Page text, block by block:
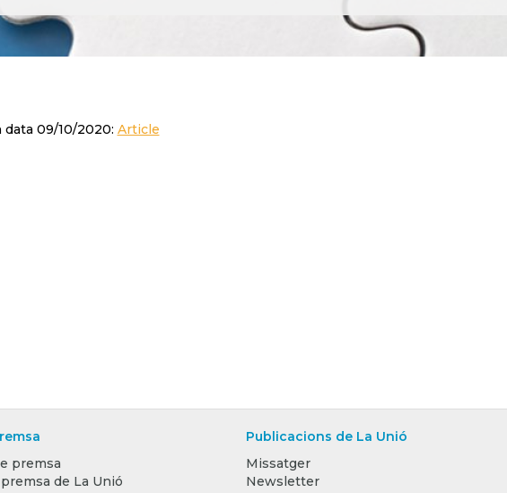
data 09/10/2020: Article
premsa
de La Unió
Publicacions de La Unió
Missatger
Newsletter